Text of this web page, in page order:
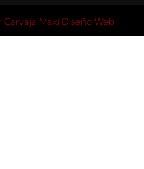
CarvajalMaxi Diseño Web